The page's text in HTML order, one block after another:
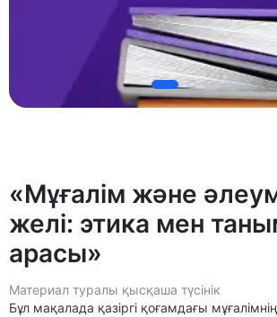
«Мұғалім және
желі: этика мен
арасы»
Материал туралы қысқаша түсінік
Бұл мақалада қазіргі қоғамдағы